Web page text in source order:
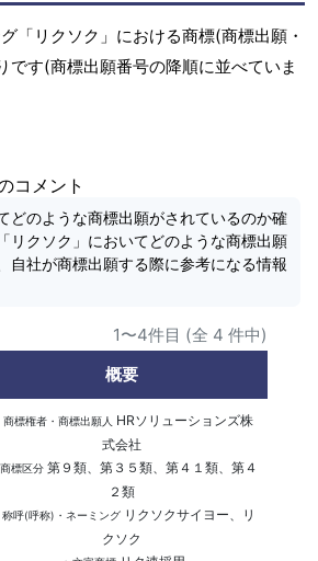
「リクソク」における商標(商標出願・
です(商標出願番号の降順に並べていま
コメント
どのような商標出願がされているのか確
リクソク」においてどのような商標出願
自社が商標出願する際に参考になる情報
1〜4件目 (全 4 件中)
概要
商標権者・商標出願人
HRソリューションズ株
式会社
商標区分第９類、第３５類、第４１類、第４
２類
称呼(呼称)・ネーミングリクソクサイヨー、リ
クソク